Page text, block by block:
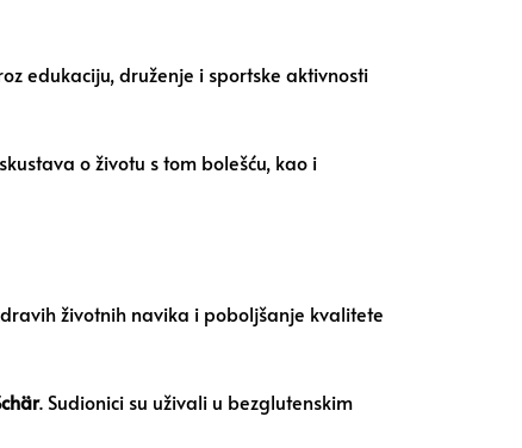
edukaciju, druženje i sportske aktivnosti
o životu s tom bolešću, kao i
životnih navika i poboljšanje kvalitete
. Sudionici su uživali u bezglutenskim